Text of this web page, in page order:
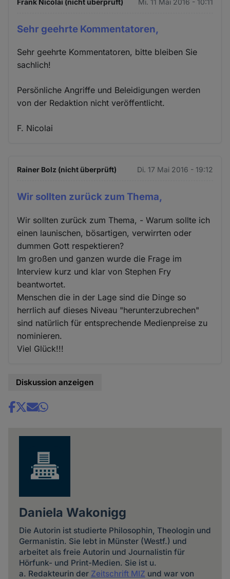
Sehr geehrte Kommentatoren,
Sehr geehrte Kommentatoren, bitte bleiben Sie
sachlich!
Persönliche Angriffe und Beleidigungen werden
von der Redaktion nicht veröffentlicht.
F. Nicolai
Rainer Bolz (nicht überprüft) Di. 17 Mai 2016 - 19:12
Wir sollten zurück zum Thema,
Wir sollten zurück zum Thema, - Warum sollte ich
einen launischen, bösartigen, verwirrten oder
dummen Gott respektieren?
Im großen und ganzen wurde die Frage im
Interview kurz und klar von Stephen Fry
beantwortet.
Menschen die in der Lage sind die Dinge so
herrlich auf dieses Niveau "herunterzubrechen"
sind natürlich für entsprechende Medienpreise zu
nominieren.
Viel Glück!!!
Diskussion anzeigen
Share
Daniela Wakonigg
Die Autorin ist studierte Philosophin, Theologin und
Germanistin. Sie lebt in Münster (Westf.) und
arbeitet als freie Autorin und Journalistin für
Hörfunk- und Print-Medien. Sie ist u.
a. Redakteurin der Zeitschrift MIZ und war von